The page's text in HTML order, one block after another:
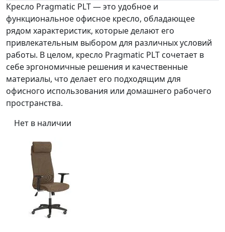
Кресло Pragmatic PLT — это удобное и
функциональное офисное кресло, обладающее
рядом характеристик, которые делают его
привлекательным выбором для различных условий
работы. В целом, кресло Pragmatic PLT сочетает в
себе эргономичные решения и качественные
материалы, что делает его подходящим для
офисного использования или домашнего рабочего
пространства.
Нет в наличии